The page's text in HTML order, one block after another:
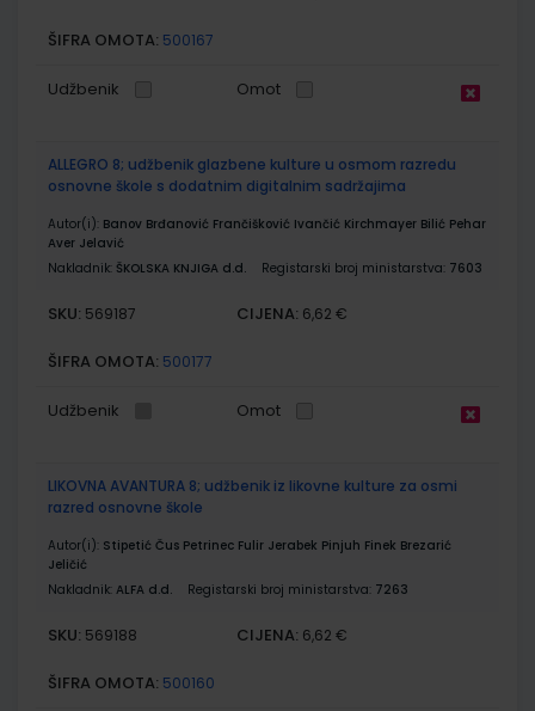
ŠIFRA OMOTA: 500167
Udžbenik Omot
ALLEGRO 8; udžbenik glazbene kulture u osmom razredu
osnovne škole s dodatnim digitalnim sadržajima
Autor(i): Banov Brđanović Frančišković Ivančić Kirchmayer Bilić Pehar
Aver Jelavić
Nakladnik: ŠKOLSKA KNJIGA d.d. Registarski broj ministarstva: 7603
SKU: 569187 CIJENA: 6,62 €
ŠIFRA OMOTA: 500177
Udžbenik Omot
LIKOVNA AVANTURA 8; udžbenik iz likovne kulture za osmi
razred osnovne škole
Autor(i): Stipetić Čus Petrinec Fulir Jerabek Pinjuh Finek Brezarić
Jeličić
Nakladnik: ALFA d.d. Registarski broj ministarstva: 7263
SKU: 569188 CIJENA: 6,62 €
ŠIFRA OMOTA: 500160